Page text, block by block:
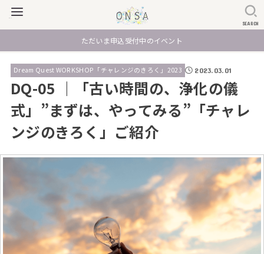
SEARCH
ただいま申込受付中のイベント
Dream Quest WORKSHOP「チャレンジのきろく」2023 2023.03.01
DQ-05 ｜「古い時間の、浄化の儀
式」”まずは、やってみる”「チャレ
ンジのきろく」ご紹介